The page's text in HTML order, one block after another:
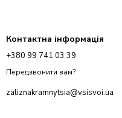
Контактна інформація
+380 99 741 03 39
Передзвонити вам?
zaliznakramnytsia@vsisvoi.ua